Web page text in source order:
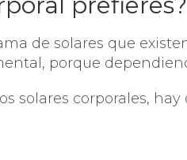
Y
LIMPIEZA Y
de solares que
porque
solares corporales,